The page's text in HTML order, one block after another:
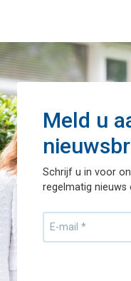
Meld u
Schrijf u in voor
regelmatig nieuws